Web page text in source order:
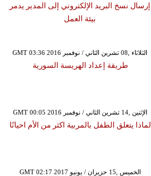
إرسال نسخ البريد الإلكتروني إلى المدير يدمر
بيئة العمل
GMT 03:36 2016 الثلاثاء ,08 تشرين الثاني / نوفمبر
طريقة إعداد الهريسة السورية
GMT 00:05 2016 الإثنين ,14 تشرين الثاني / نوفمبر
لماذا يتعلق الطفل بالمربية اكثر من الأم احيانًا
GMT 02:17 2017 الخميس ,15 حزيران / يونيو